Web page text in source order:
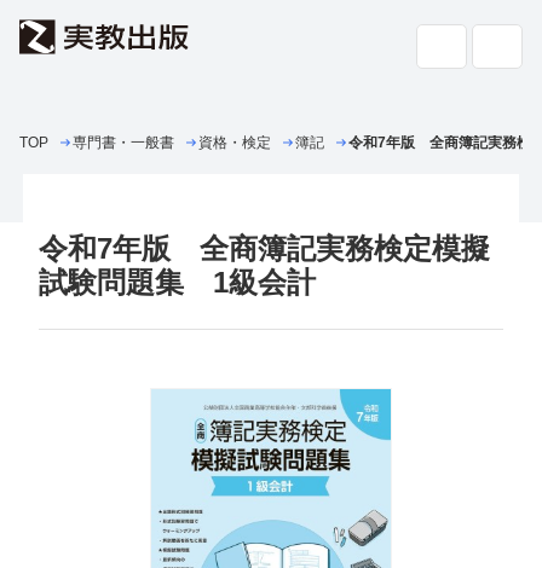
検索
高校教科書・副教材
書店の方へ
会社案内
よくあるご質問・お問い合わせ
個人情報・特定個人情報の取り扱い
教科書採択の公正確保に関する基本方針
TOP 専門書・一般書 資格・検定 簿記 令和7年版 全商簿記実務検
令和7年版 全商簿記実務検定模擬
試験問題集 1級会計